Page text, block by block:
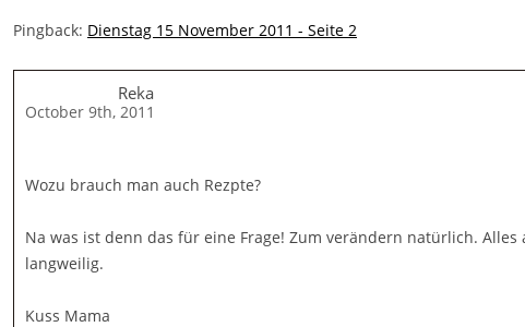
Pingback: Dienstag 15 November 2011 - Seite 2
Reka
October 9th, 2011
Wozu brauch man auch Rezpte?
Na was ist denn das für eine Frage! Zum verändern natürlich. Alles
langweilig.
Kuss Mama